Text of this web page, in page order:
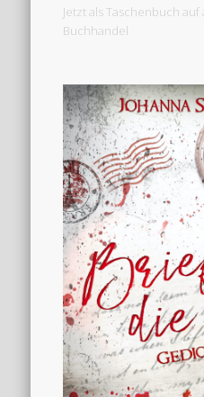
Jetzt als Taschenbuch
Buchhandel